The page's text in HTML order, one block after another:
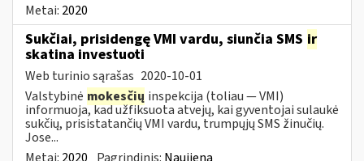
Metai: 2020
Sukčiai, prisidengę VMI vardu, siunčia SMS ir
skatina investuoti
Web turinio sąrašas 2020-10-01
Valstybinė mokesčių inspekcija (toliau — VMI)
informuoja, kad užfiksuota atvejų, kai gyventojai sulaukė
sukčių, prisistatančių VMI vardu, trumpųjų SMS žinučių.
Jose...
Metai: 2020 Pagrindinis: Naujiena